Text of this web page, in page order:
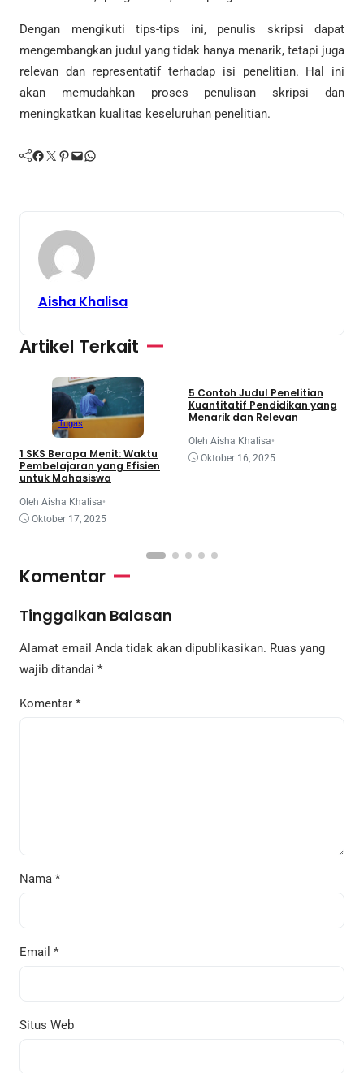
Dengan mengikuti tips-tips ini, penulis skripsi dapat
mengembangkan judul yang tidak hanya menarik, tetapi juga
relevan dan representatif terhadap isi penelitian. Hal ini
akan memudahkan proses penulisan skripsi dan
meningkatkan kualitas keseluruhan penelitian.
Facebook Twitter Pinterest Mail WhatsApp
Aisha Khalisa
Artikel Terkait
Tugas
1 SKS Berapa Menit: Waktu
Pembelajaran yang Efisien
untuk Mahasiswa
Oleh Aisha Khalisa•
Oktober 17, 2025
5 Contoh Judul Penelitian
Kuantitatif Pendidikan yang
Menarik dan Relevan
Oleh Aisha Khalisa•
Oktober 16, 2025
Komentar
Tinggalkan Balasan
Alamat email Anda tidak akan dipublikasikan. Ruas yang
wajib ditandai *
Komentar *
Nama *
Email *
Situs Web